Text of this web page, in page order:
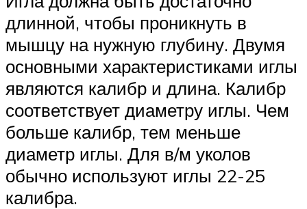
длинной, чтобы проникнуть в
мышцу на нужную глубину. Двумя
основными характеристиками иглы
являются калибр и длина. Калибр
соответствует диаметру иглы. Чем
больше калибр, тем меньше
диаметр иглы. Для в/м уколов
обычно используют иглы 22-25
калибра.